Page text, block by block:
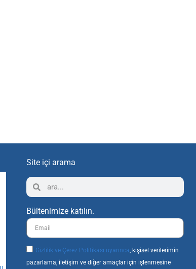
Site içi arama
Bültenimize katılın.
Gizlilik ve Çerez Politikası uyarınca, kişisel verilerimin
pazarlama, iletişim ve diğer amaçlar için işlenmesine